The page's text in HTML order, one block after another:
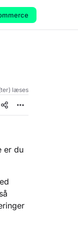
læses
er du